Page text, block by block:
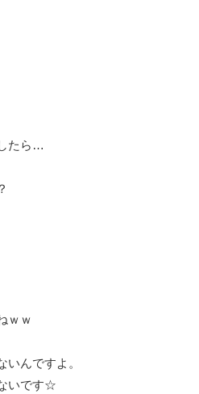
たら…
ｗｗ
んですよ。
いです☆